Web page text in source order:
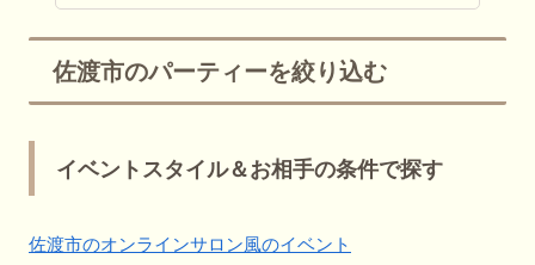
佐渡市のパーティーを絞り込む
イベントスタイル＆お相手の条件で探す
佐渡市のオンラインサロン風のイベント